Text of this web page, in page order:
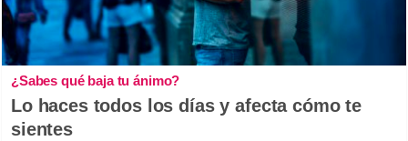
¿Sabes qué baja tu ánimo?
Lo haces todos los días y afecta cómo te
sientes